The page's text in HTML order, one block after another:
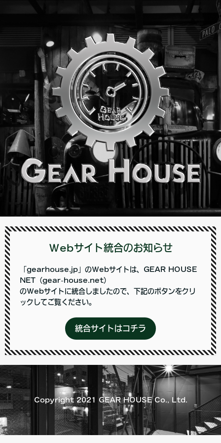
Webサイト統合のお知らせ
「gearhouse.jp」のWebサイトは、GEAR HOUSE
NET（gear-house.net）
のWebサイトに統合しましたので、下記のボタンをクリ
ックしてご覧ください。
統合サイトはコチラ
Copyright 2021 GEAR HOUSE Co., Ltd.